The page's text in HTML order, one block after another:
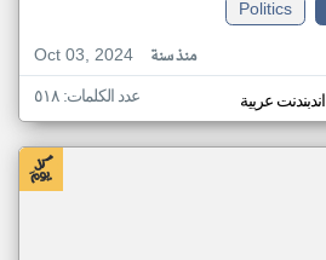
Politics
Oct 03, 2024
منذ سنة
اندبندنت عربية عدد الكلمات: ٥١٨